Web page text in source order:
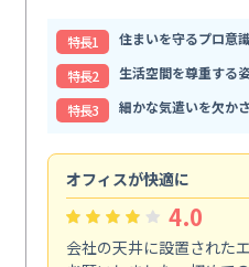
特⻑1
住まいを守るプロ意識
特⻑2
生活空間を尊重する
特⻑3
細かな気遣いを欠か
オフィスが快適に
4.0
会社の天井に設置された